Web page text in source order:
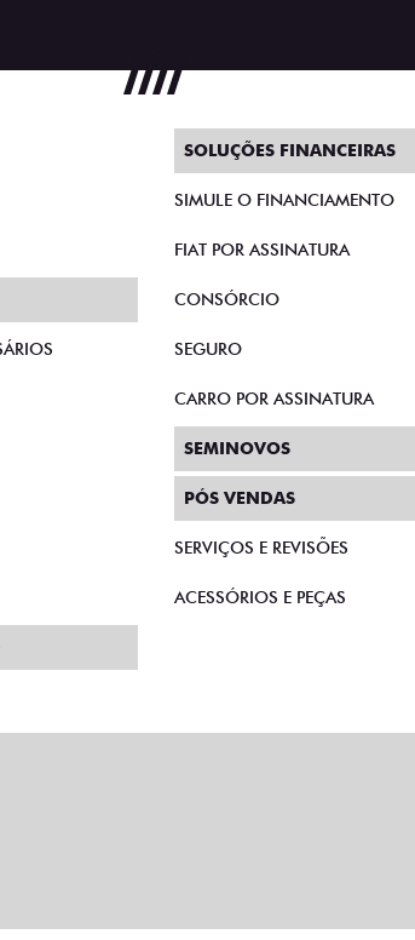
SOLUÇÕES FINANCEIRAS
SIMULE O FINANCIAMENTO
FIAT POR ASSINATURA
CONSÓRCIO
SEGURO
CARRO POR ASSINATURA
SEMINOVOS
PÓS VENDAS
SERVIÇOS E REVISÕES
ACESSÓRIOS E PEÇAS